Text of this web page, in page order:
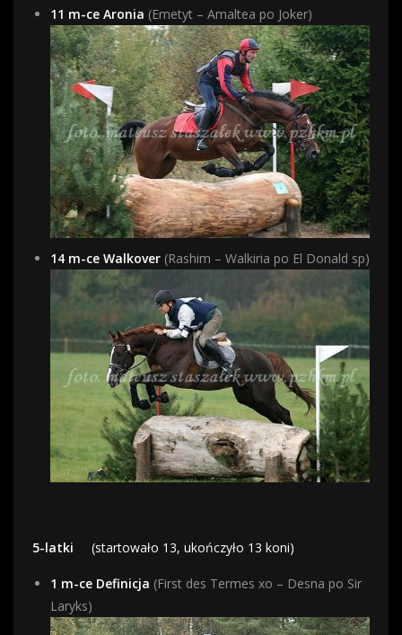
11 m-ce Aronia (Emetyt – Amaltea po Joker)
14 m-ce Walkover (Rashim – Walkiria po El Donald sp)
5-latki (startowało 13, ukończyło 13 koni)
1 m-ce Definicja (First des Termes xo – Desna po Sir
Laryks)